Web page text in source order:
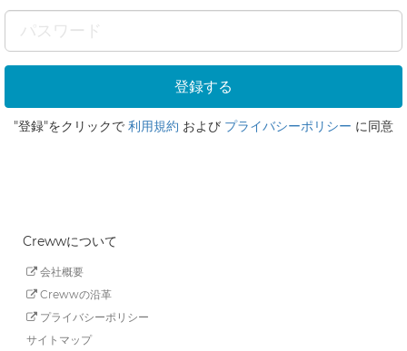
"登録"をクリックで 利用規約 および プライバシーポリシー に同意
Crewwについて
会社概要
Crewwの沿革
プライバシーポリシー
サイトマップ